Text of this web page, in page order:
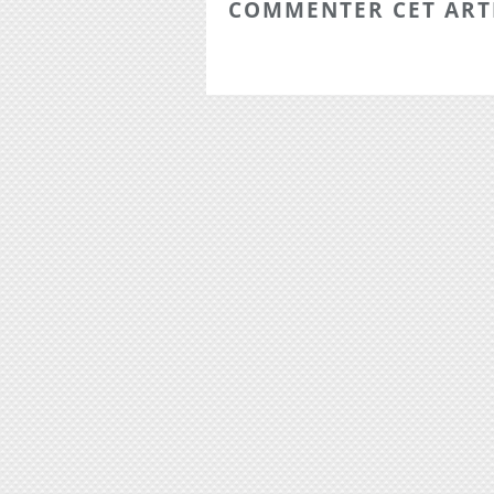
COMMENTER CET